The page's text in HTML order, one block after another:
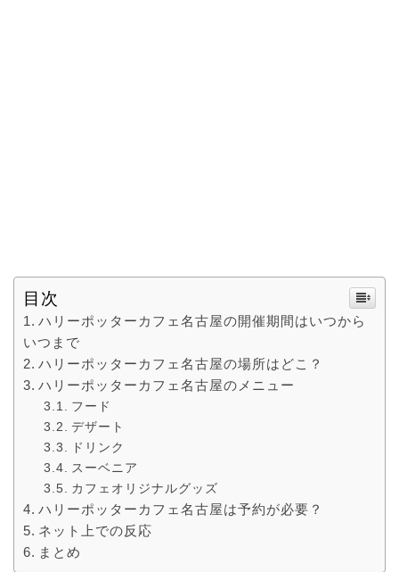
目次
ハリーポッターカフェ名古屋の開催期間はいつから
いつまで
ハリーポッターカフェ名古屋の場所はどこ？
ハリーポッターカフェ名古屋のメニュー
フード
デザート
ドリンク
スーベニア
カフェオリジナルグッズ
ハリーポッターカフェ名古屋は予約が必要？
ネット上での反応
まとめ